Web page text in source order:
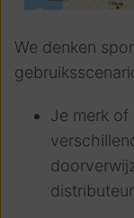
We denken
Je merk